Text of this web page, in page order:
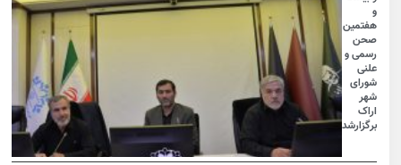
هفتمین
صحن
رسمی و
علنی
شورای
شهر
اراک
برگزارشد